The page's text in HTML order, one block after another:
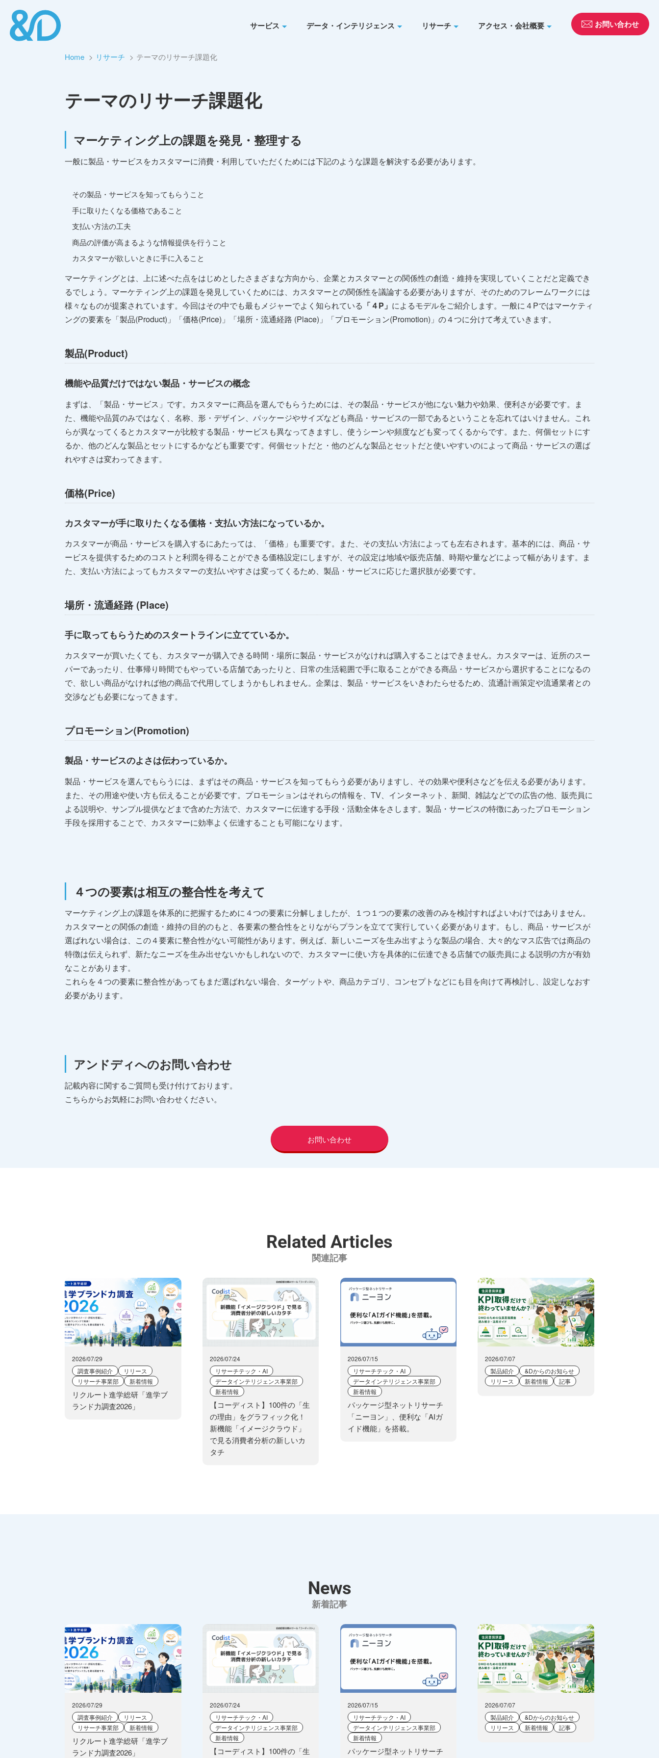
サービス データ・インテリジェンス リサーチ アクセス・会社概要 お問い合わせ
Home リサーチ テーマのリサーチ課題化
テーマのリサーチ課題化
マーケティング上の課題を発見・整理する
一般に製品・サービスをカスタマーに消費・利用していただくためには下記のような課題を解決する必要があります。
その製品・サービスを知ってもらうこと
手に取りたくなる価格であること
支払い方法の工夫
商品の評価が高まるような情報提供を行うこと
カスタマーが欲しいときに手に入ること
マーケティングとは、上に述べた点をはじめとしたさまざまな方向から、企業とカスタマーとの関係性の創造・維持を実現していくことだと定義でき
るでしょう。マーケティング上の課題を発見していくためには、カスタマーとの関係性を議論する必要がありますが、そのためのフレームワークには
様々なものが提案されています。今回はその中でも最もメジャーでよく知られている 「４P」 によるモデルをご紹介します。一般に４Pではマーケティ
ングの要素を「製品(Product)」「価格(Price)」「場所・流通経路 (Place)」「プロモーション(Promotion)」の４つに分けて考えていきます。
製品(Product)
機能や品質だけではない製品・サービスの概念
まずは、「製品・サービス」です。カスタマーに商品を選んでもらうためには、その製品・サービスが他にない魅力や効果、便利さが必要です。ま
た、機能や品質のみではなく、名称、形・デザイン、パッケージやサイズなども商品・サービスの一部であるということを忘れてはいけません。これ
らが異なってくるとカスタマーが比較する製品・サービスも異なってきますし、使うシーンや頻度なども変ってくるからです。また、何個セットにす
るか、他のどんな製品とセットにするかなども重要です。何個セットだと・他のどんな製品とセットだと使いやすいのによって商品・サービスの選ば
れやすさは変わってきます。
価格(Price)
カスタマーが手に取りたくなる価格・支払い方法になっているか。
カスタマーが商品・サービスを購入するにあたっては、「価格」も重要です。また、その支払い方法によっても左右されます。基本的には、商品・サ
ービスを提供するためのコストと利潤を得ることができる価格設定にしますが、その設定は地域や販売店舗、時期や量などによって幅があります。ま
た、支払い方法によってもカスタマーの支払いやすさは変ってくるため、製品・サービスに応じた選択肢が必要です。
場所・流通経路 (Place)
手に取ってもらうためのスタートラインに立てているか。
カスタマーが買いたくても、カスタマーが購入できる時間・場所に製品・サービスがなければ購入することはできません。カスタマーは、近所のスー
パーであったり、仕事帰り時間でもやっている店舗であったりと、日常の生活範囲で手に取ることができる商品・サービスから選択することになるの
で、欲しい商品がなければ他の商品で代用してしまうかもしれません。企業は、製品・サービスをいきわたらせるため、流通計画策定や流通業者との
交渉なども必要になってきます。
プロモーション(Promotion)
製品・サービスのよさは伝わっているか。
製品・サービスを選んでもらうには、まずはその商品・サービスを知ってもらう必要がありますし、その効果や便利さなどを伝える必要があります。
また、その用途や使い方も伝えることが必要です。プロモーションはそれらの情報を、TV、インターネット、新聞、雑誌などでの広告の他、販売員に
よる説明や、サンプル提供などまで含めた方法で、カスタマーに伝達する手段・活動全体をさします。製品・サービスの特徴にあったプロモーション
手段を採用することで、カスタマーに効率よく伝達することも可能になります。
４つの要素は相互の整合性を考えて
マーケティング上の課題を体系的に把握するために４つの要素に分解しましたが、１つ１つの要素の改善のみを検討すればよいわけではありません。
カスタマーとの関係の創造・維持の目的のもと、各要素の整合性をとりながらプランを立てて実行していく必要があります。もし、商品・サービスが
選ばれない場合は、この４要素に整合性がない可能性があります。例えば、新しいニーズを生み出すような製品の場合、大々的なマス広告では商品の
特徴は伝えられず、新たなニーズを生み出せないかもしれないので、カスタマーに使い方を具体的に伝達できる店舗での販売員による説明の方が有効
なことがあります。
これらを４つの要素に整合性があってもまだ選ばれない場合、ターゲットや、商品カテゴリ、コンセプトなどにも目を向けて再検討し、設定しなおす
必要があります。
アンドディへのお問い合わせ
記載内容に関するご質問も受け付けております。
こちらからお気軽にお問い合わせください。
お問い合わせ
Related Articles
関連記事
2026/07/29
調査事例紹介
リリース
リサーチ事業部
新着情報
リクルート進学総研「進学ブ
ランド力調査2026」
2026/07/24
リサーチテック・AI
データインテリジェンス事業部
新着情報
【コーディスト】100件の「生
の理由」をグラフィック化！
新機能「イメージクラウド」
で見る消費者分析の新しいカ
タチ
2026/07/15
リサーチテック・AI
データインテリジェンス事業部
新着情報
パッケージ型ネットリサーチ
「ニーヨン」、便利な「AIガ
イド機能」を搭載。
2026/07/07
製品紹介
&Dからのお知らせ
リリース
新着情報 記事
News
新着記事
2026/07/29
調査事例紹介
リリース
リサーチ事業部
新着情報
リクルート進学総研「進学ブ
ランド力調査2026」
2026/07/24
リサーチテック・AI
データインテリジェンス事業部
新着情報
【コーディスト】100件の「生
2026/07/15
リサーチテック・AI
データインテリジェンス事業部
新着情報
パッケージ型ネットリサーチ
2026/07/07
製品紹介
&Dからのお知らせ
リリース
新着情報 記事